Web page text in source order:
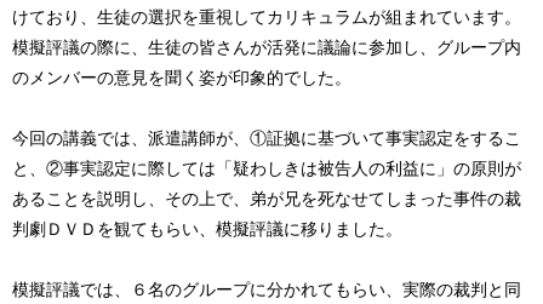
けており、生徒の選択を重視してカリキュラムが組まれています。
模擬評議の際に、生徒の皆さんが活発に議論に参加し、グループ内
のメンバーの意見を聞く姿が印象的でした。
今回の講義では、派遣講師が、①証拠に基づいて事実認定をするこ
と、②事実認定に際しては「疑わしきは被告人の利益に」の原則が
あることを説明し、その上で、弟が兄を死なせてしまった事件の裁
判劇ＤＶＤを観てもらい、模擬評議に移りました。
模擬評議では、６名のグループに分かれてもらい、実際の裁判と同